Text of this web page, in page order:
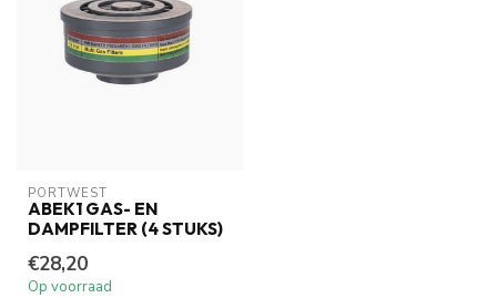
PORTWEST
ABEK1 GAS- EN
DAMPFILTER (4 STUKS)
€28,20
Op voorraad